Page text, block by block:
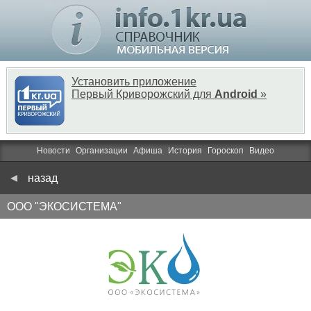
Установить приложение
Первый Криворожский для Android »
Новости Организации Афиша История Гороскоп Видео
назад
ООО "ЭКОСИСТЕМА"